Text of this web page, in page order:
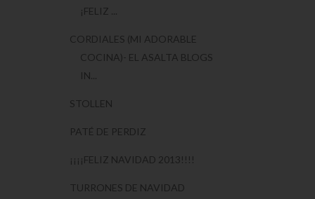
¡FELIZ ...
CORDIALES (MI ADORABLE
COCINA)- EL ASALTA BLOGS
IN...
STOLLEN
PATÉ DE PERDIZ
¡¡¡¡FELIZ NAVIDAD 2013!!!!
TURRONES DE NAVIDAD